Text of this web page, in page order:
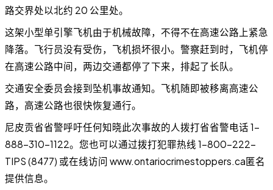
路交界处以北约 20 公里处。
这架小型单引擎飞机由于机械故障，不得不在高速公路上紧急
降落。飞行员没有受伤，飞机损坏很小。警察赶到时，飞机停
在高速公路中间，两边交通都停了下来，排起了长队。
交通安全委员会接到坠机事故通知。飞机随即被移离高速公
路，高速公路也很快恢复通行。
尼皮贡省省警呼吁任何知晓此次事故的人拨打省省警电话 1-
888-310-1122。您也可以通过拨打犯罪热线 1-800-222-
TIPS (8477) 或在线访问 www.ontariocrimestoppers.ca匿名
提供信息。